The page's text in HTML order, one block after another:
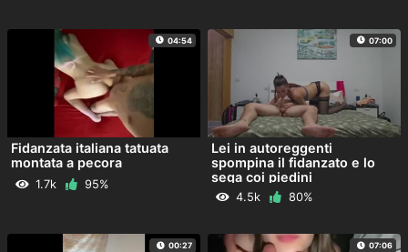
04:54
Fidanzata italiana tatuata
montata a pecora
1.7k 95%
07:00
Lei in autoreggenti
spompina il fidanzato e lo
sega coi piedini
4.5k 80%
00:27 07:06